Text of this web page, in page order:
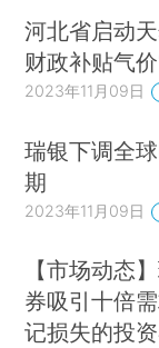
河北省启动
财政补贴气价
2023年11月09日
瑞银下调全
期
2023年11月09日
【市场动态
券吸引十倍
记损失的投